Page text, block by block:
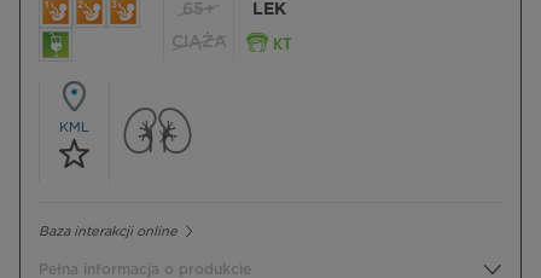
65+
CIĄŻA
LEK
KML
Baza interakcji online
Pełna informacja o produkcie